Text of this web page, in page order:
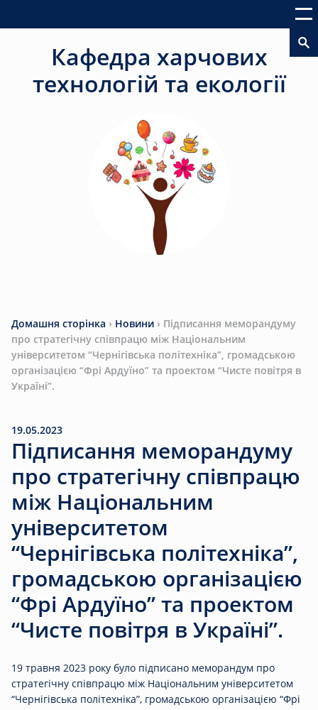
Кафедра харчових
технологій та екології
Домашня сторінка › Новини › Підписання меморандуму
про стратегічну співпрацю між Національним
університетом “Чернігівська політехніка”, громадською
організацією “Фрі Ардуїно” та проектом “Чисте повітря в
Україні”.
19.05.2023
Підписання меморандуму
про стратегічну співпрацю
між Національним
університетом
“Чернігівська політехніка”,
громадською організацією
“Фрі Ардуїно” та проектом
“Чисте повітря в Україні”.
19 травня 2023 року було підписано меморандум про
стратегічну співпрацю між Національним університетом
“Чернігівська політехніка”, громадською організацією “Фрі